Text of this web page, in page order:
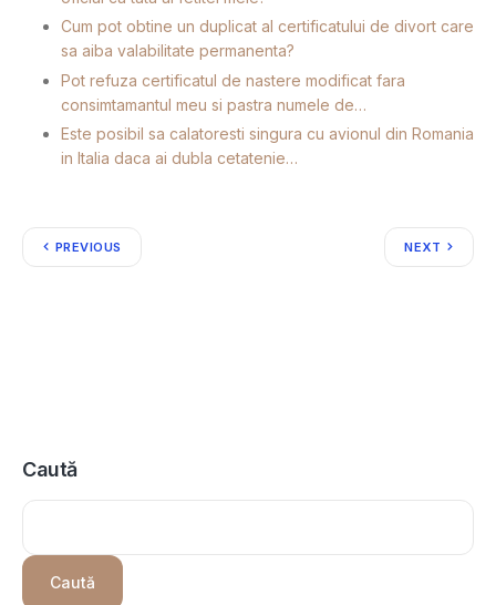
Cum pot obtine un duplicat al certificatului de divort care
sa aiba valabilitate permanenta?
Pot refuza certificatul de nastere modificat fara
consimtamantul meu si pastra numele de…
Este posibil sa calatoresti singura cu avionul din Romania
in Italia daca ai dubla cetatenie…
PREVIOUS NEXT
Caută
Caută